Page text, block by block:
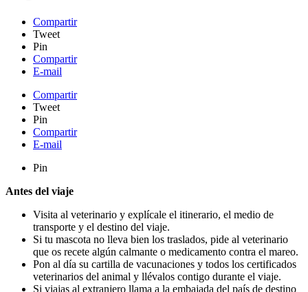
Compartir
Tweet
Pin
Compartir
E-mail
Compartir
Tweet
Pin
Compartir
E-mail
Pin
Antes del viaje
Visita al veterinario y explícale el itinerario, el medio de
transporte y el destino del viaje.
Si tu mascota no lleva bien los traslados, pide al veterinario
que os recete algún calmante o medicamento contra el mareo.
Pon al día su cartilla de vacunaciones y todos los certificados
veterinarios del animal y llévalos contigo durante el viaje.
Si viajas al extranjero llama a la embajada del país de destino